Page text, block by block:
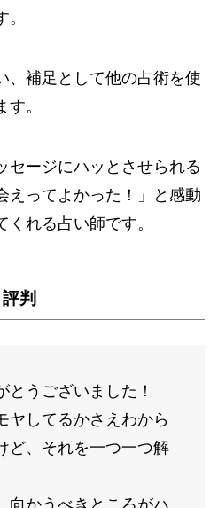
、補足として他の占術を使
。
セージにハッとさせられる
えってよかった！」と感動
れる占い師です。
判
とうございました！
ヤしてるかさえわから
ど、それを一つ一つ解